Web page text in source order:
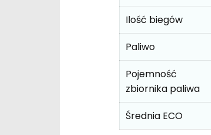
Ilość biegów
Paliwo
Pojemność
zbiornika paliwa
Średnia ECO